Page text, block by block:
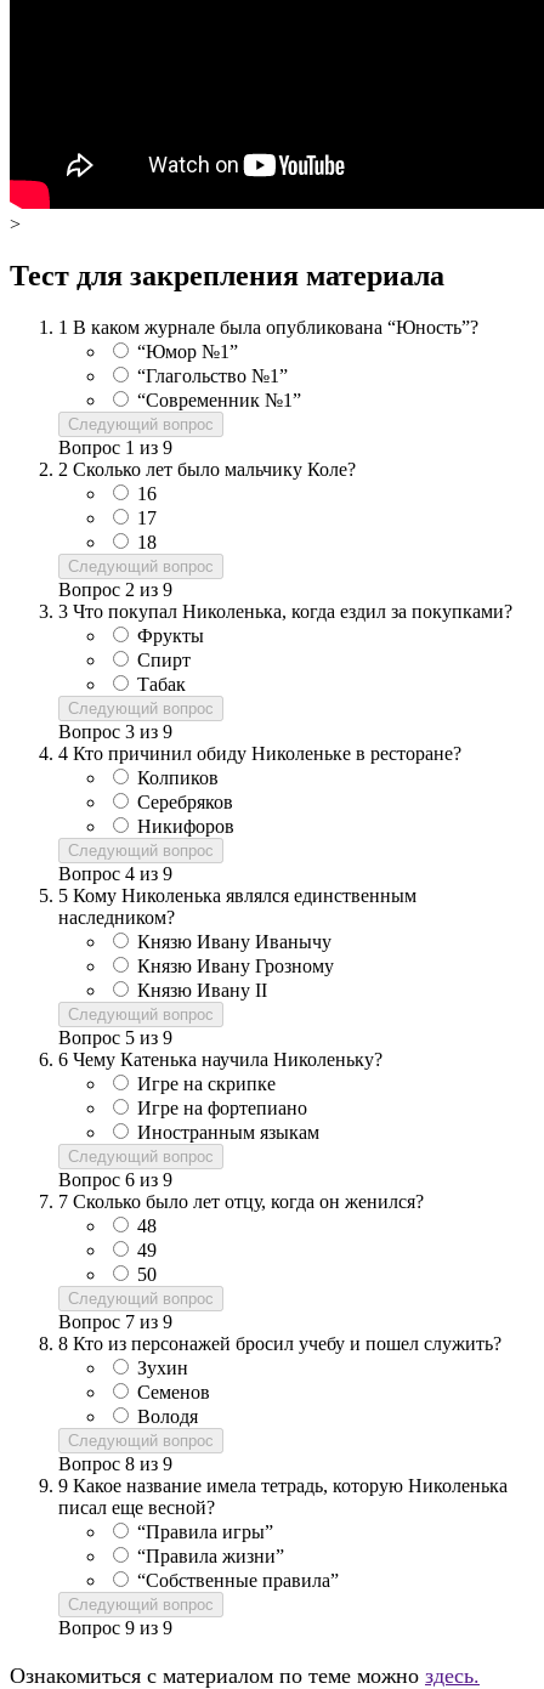
>
Тест для закрепления материала
1 В каком журнале была опубликована “Юность”?
“Юмор №1”
“Глагольство №1”
“Современник №1”
Следующий вопрос
Вопрос 1 из 9
2 Сколько лет было мальчику Коле?
16
17
18
Следующий вопрос
Вопрос 2 из 9
3 Что покупал Николенька, когда ездил за покупками?
Фрукты
Спирт
Табак
Следующий вопрос
Вопрос 3 из 9
4 Кто причинил обиду Николеньке в ресторане?
Колпиков
Серебряков
Никифоров
Следующий вопрос
Вопрос 4 из 9
5 Кому Николенька являлся единственным
наследником?
Князю Ивану Иванычу
Князю Ивану Грозному
Князю Ивану II
Следующий вопрос
Вопрос 5 из 9
6 Чему Катенька научила Николеньку?
Игре на скрипке
Игре на фортепиано
Иностранным языкам
Следующий вопрос
Вопрос 6 из 9
7 Сколько было лет отцу, когда он женился?
48
49
50
Следующий вопрос
Вопрос 7 из 9
8 Кто из персонажей бросил учебу и пошел служить?
Зухин
Семенов
Володя
Следующий вопрос
Вопрос 8 из 9
9 Какое название имела тетрадь, которую Николенька
писал еще весной?
“Правила игры”
“Правила жизни”
“Собственные правила”
Следующий вопрос
Вопрос 9 из 9
Ознакомиться с материалом по теме можно здесь.